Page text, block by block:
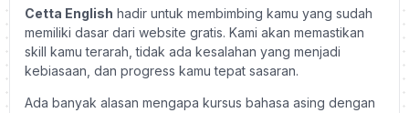
Cetta English hadir untuk membimbing kamu yang sudah
memiliki dasar dari website gratis. Kami akan memastikan
skill kamu terarah, tidak ada kesalahan yang menjadi
kebiasaan, dan progress kamu tepat sasaran.
Ada banyak alasan mengapa kursus bahasa asing dengan